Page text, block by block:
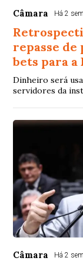
Câmara Há 2
repasse de
bets para a
Dinheiro será
servidores da
Câmara Há 2